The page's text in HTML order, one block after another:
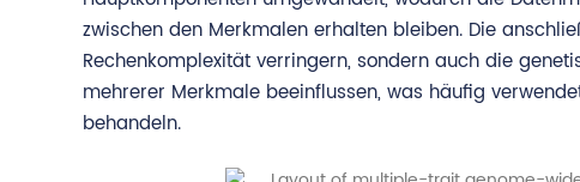
zwischen den Merkmalen erhalten bleiben. Die
Rechenkomplexität verringern, sondern auch die
mehrerer Merkmale beeinflussen, was häufig
behandeln.